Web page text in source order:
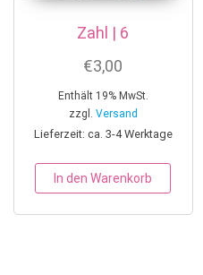
Zahl | 6
€3,00
Enthält 19% MwSt.
zzgl. Versand
Lieferzeit: ca. 3-4 Werktage
In den Warenkorb